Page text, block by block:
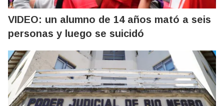
VIDEO: un alumno de 14 años mató a seis
personas y luego se suicidó